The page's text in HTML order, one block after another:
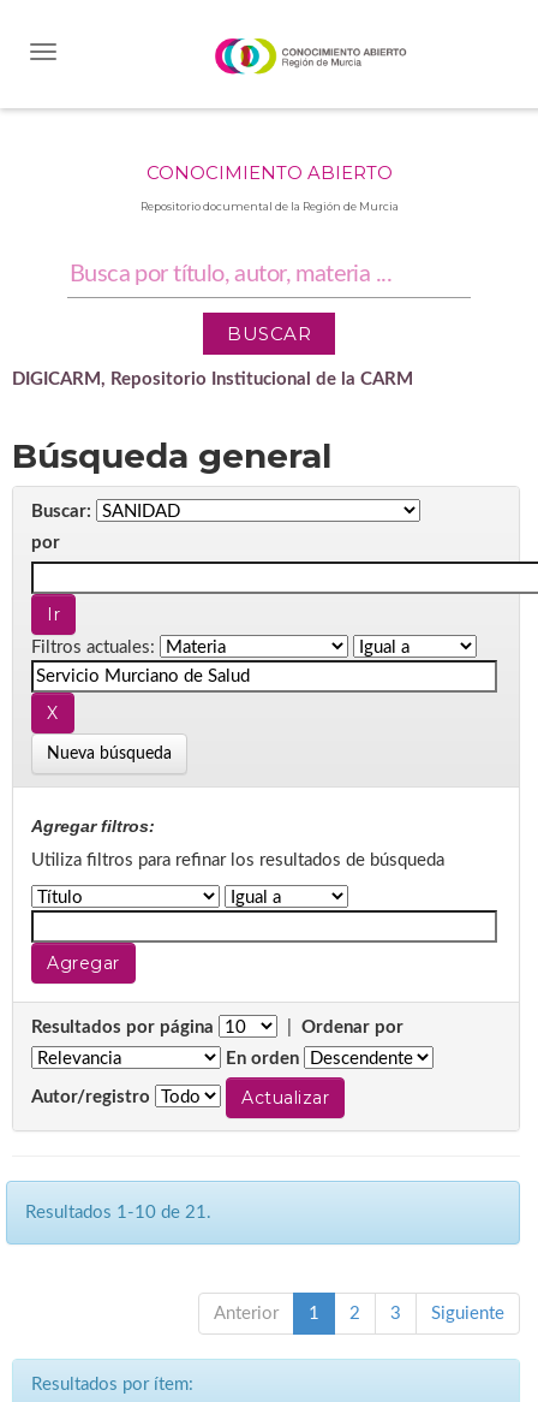
CONOCIMIENTO ABIERTO
Repositorio documental de la Región de Murcia
DIGICARM, Repositorio Institucional de la CARM
Búsqueda general
Buscar:
por
Filtros actuales:
Nueva búsqueda
Agregar filtros:
Utiliza filtros para refinar los resultados de búsqueda
Resultados por página
Ordenar por
En orden
Autor/registro
Resultados 1-10 de 21.
Anterior 1 2 3 Siguiente
Resultados por ítem: